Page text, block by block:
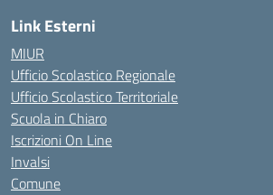
Link Esterni
MIUR
Ufficio Scolastico Regionale
Ufficio Scolastico Territoriale
Scuola in Chiaro
Iscrizioni On Line
Invalsi
Comune